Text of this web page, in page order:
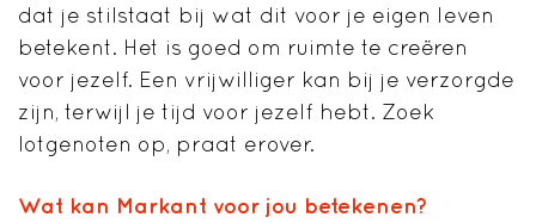
dat je stilstaat bij wat dit voor je eigen leven
betekent. Het is goed om ruimte te creëren
voor jezelf. Een vrijwilliger kan bij je verzorgde
zijn, terwijl je tijd voor jezelf hebt. Zoek
lotgenoten op, praat erover.
Wat kan Markant voor jou betekenen?